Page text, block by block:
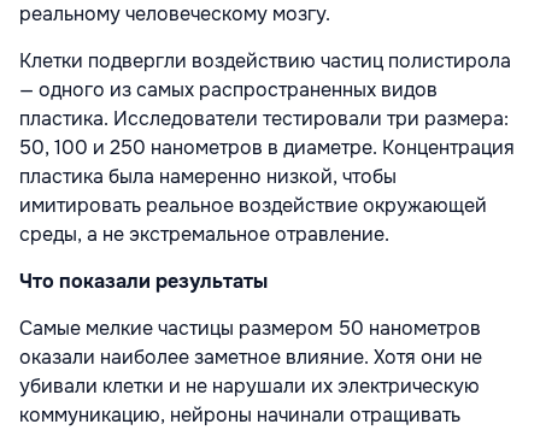
реальному человеческому мозгу.
Клетки подвергли воздействию частиц полистирола
— одного из самых распространенных видов
пластика. Исследователи тестировали три размера:
50, 100 и 250 нанометров в диаметре. Концентрация
пластика была намеренно низкой, чтобы
имитировать реальное воздействие окружающей
среды, а не экстремальное отравление.
Что показали результаты
Самые мелкие частицы размером 50 нанометров
оказали наиболее заметное влияние. Хотя они не
убивали клетки и не нарушали их электрическую
коммуникацию, нейроны начинали отращивать